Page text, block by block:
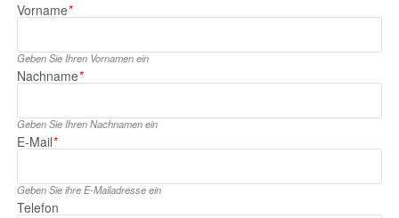
Vorname*
Geben Sie Ihren Vornamen ein
Nachname*
Geben Sie Ihren Nachnamen ein
E‑Mail*
Geben Sie ihre E‑Mailadresse ein
Telefon